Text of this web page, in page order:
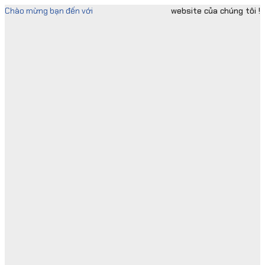
Skip
Chào mừng bạn đến với website của chúng tôi !